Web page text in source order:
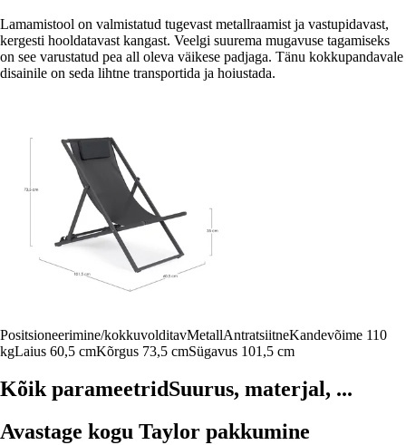
Lamamistool on valmistatud tugevast metallraamist ja vastupidavast,
kergesti hooldatavast kangast. Veelgi suurema mugavuse tagamiseks
on see varustatud pea all oleva väikese padjaga. Tänu kokkupandavale
disainile on seda lihtne transportida ja hoiustada.
Positsioneerimine/kokkuvolditavMetallAntratsiitneKandevõime 110
kgLaius 60,5 cmKõrgus 73,5 cmSügavus 101,5 cm
Kõik parameetridSuurus, materjal, ...
Avastage kogu Taylor pakkumine